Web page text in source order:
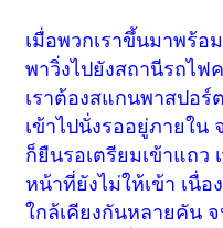
เมื่อพวกเราขึ้นมาพร้อ
พาวิ่งไปยังสถานีรถไฟ
เราต้องสแกนพาสปอร์
เข้าไปนั่งรออยู่ภายใน
ก็ยืนรอเตรียมเข้าแถว
หน้าที่ยังไม่ให้เข้า เนื่
ใกล้เคียงกันหลายคัน